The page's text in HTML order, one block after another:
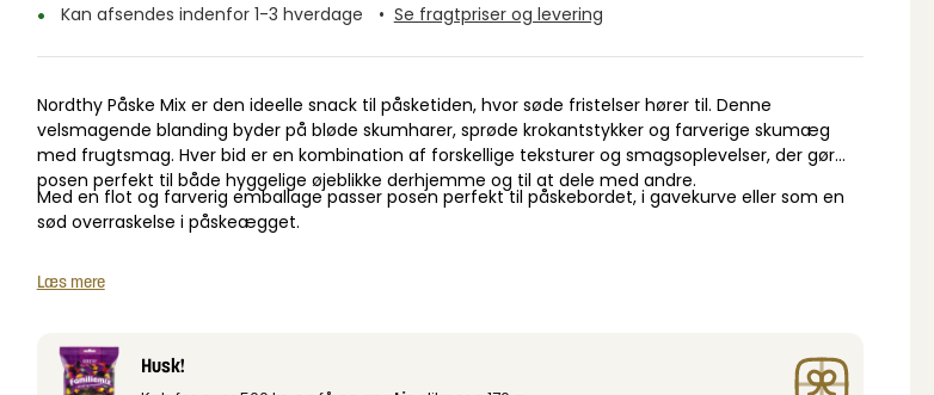
Kan afsendes indenfor 1-3 hverdage
• Se fragtpriser og levering
Nordthy Påske Mix er den ideelle snack til påsketiden, hvor søde fristelser hører til. Denne
velsmagende blanding byder på bløde skumharer, sprøde krokantstykker og farverige skumæg
med frugtsmag. Hver bid er en kombination af forskellige teksturer og smagsoplevelser, der gør
posen perfekt til både hyggelige øjeblikke derhjemme og til at dele med andre.
Med en flot og farverig emballage passer posen perfekt til påskebordet, i gavekurve eller som en
sød overraskelse i påskeægget.
Læs mere
Husk!